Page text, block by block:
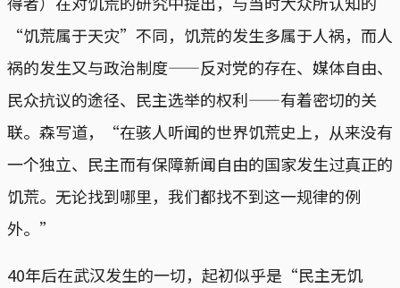
“饥荒属于天灾”不同，饥荒的发生多属于人祸，而人
祸的发生又与政治制度——反对党的存在、媒体自由、
民众抗议的途径、民主选举的权利——有着密切的关
联。森写道，“在骇人听闻的世界饥荒史上，从来没有
一个独立、民主而有保障新闻自由的国家发生过真正的
饥荒。无论找到哪里，我们都找不到这一规律的例
外。”
40年后在武汉发生的一切，起初似乎是“民主无饥